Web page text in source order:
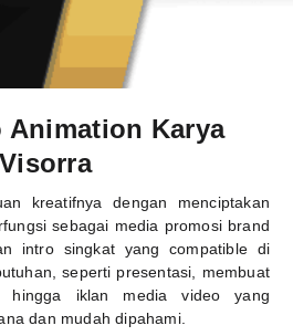
Animation Karya
Visorra
kreatifnya dengan menciptakan
sebagai media promosi brand
intro singkat yang compatible di
seperti presentasi, membuat
hingga iklan media video yang
dan mudah dipahami.